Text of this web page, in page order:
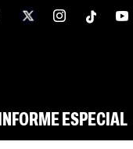
facebook
INFORME ESPECIAL